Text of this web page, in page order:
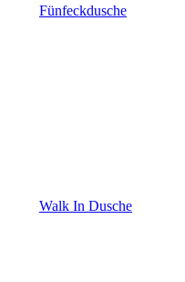
Fünfeckdusche
Walk In Dusche